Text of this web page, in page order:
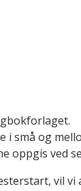
i små og
oppgis ved
vil vi